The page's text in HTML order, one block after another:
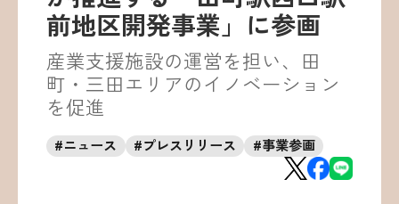
ニュース
イベント
採用情報
前地区開発事業」に参画
産業支援施設の運営を担い、田
町・三田エリアのイノベーション
を促進
#ニュース #プレスリリース #事業参画